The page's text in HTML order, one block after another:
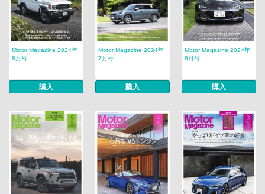
Motor Magazine 2024年
8月号
購入
Motor Magazine 2024年
7月号
購入
Motor Magazine 2024年
6月号
購入